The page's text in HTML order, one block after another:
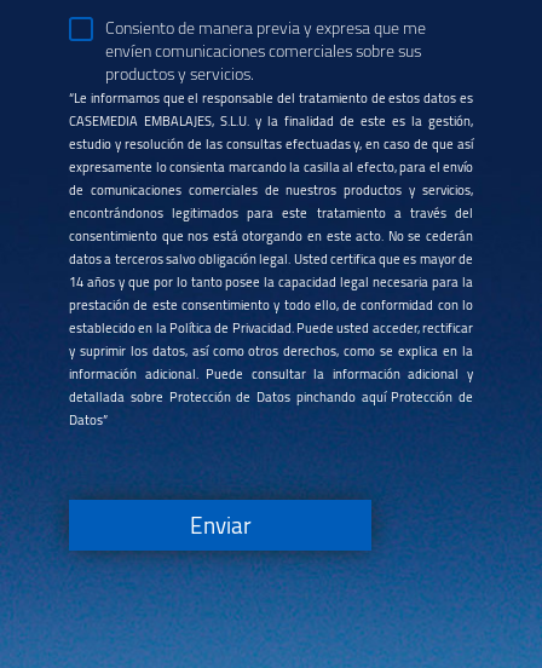
Consiento de manera previa y expresa que me
envíen comunicaciones comerciales sobre sus
productos y servicios.
“Le informamos que el responsable del tratamiento de estos datos es
CASEMEDIA EMBALAJES, S.L.U. y la finalidad de este es la gestión,
estudio y resolución de las consultas efectuadas y, en caso de que así
expresamente lo consienta marcando la casilla al efecto, para el envío
de comunicaciones comerciales de nuestros productos y servicios,
encontrándonos legitimados para este tratamiento a través del
consentimiento que nos está otorgando en este acto. No se cederán
datos a terceros salvo obligación legal. Usted certifica que es mayor de
14 años y que por lo tanto posee la capacidad legal necesaria para la
prestación de este consentimiento y todo ello, de conformidad con lo
establecido en la Política de Privacidad. Puede usted acceder, rectificar
y suprimir los datos, así como otros derechos, como se explica en la
información adicional. Puede consultar la información adicional y
detallada sobre Protección de Datos pinchando aquíProtección de
Datos”
Enviar